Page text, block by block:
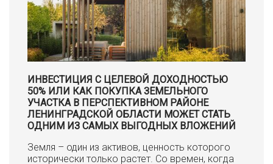
ИНВЕСТИЦИЯ С ЦЕЛЕВОЙ ДОХОДНОСТЬЮ
50% ИЛИ КАК ПОКУПКА ЗЕМЕЛЬНОГО
УЧАСТКА В ПЕРСПЕКТИВНОМ РАЙОНЕ
ЛЕНИНГРАДСКОЙ ОБЛАСТИ МОЖЕТ СТАТЬ
ОДНИМ ИЗ САМЫХ ВЫГОДНЫХ ВЛОЖЕНИЙ
Земля – один из активов, ценность которого
исторически только растет. Со времен, когда